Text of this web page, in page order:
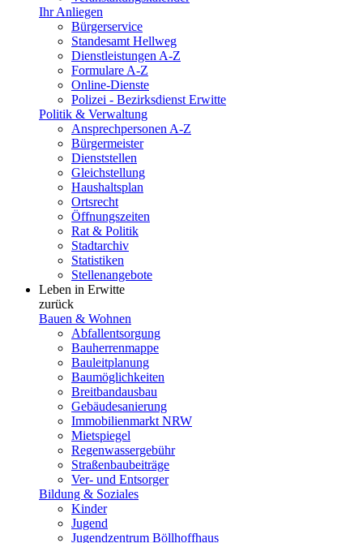
Ihr Anliegen
Bürgerservice
Standesamt Hellweg
Dienstleistungen A-Z
Formulare A-Z
Online-Dienste
Polizei - Bezirksdienst Erwitte
Politik & Verwaltung
Ansprechpersonen A-Z
Bürgermeister
Dienststellen
Gleichstellung
Haushaltsplan
Ortsrecht
Öffnungszeiten
Rat & Politik
Stadtarchiv
Statistiken
Stellenangebote
Leben in Erwitte
zurück
Bauen & Wohnen
Abfallentsorgung
Bauherrenmappe
Bauleitplanung
Baumöglichkeiten
Breitbandausbau
Gebäudesanierung
Immobilienmarkt NRW
Mietspiegel
Regenwassergebühr
Straßenbaubeiträge
Ver- und Entsorger
Bildung & Soziales
Kinder
Jugend
Jugendzentrum Böllhoffhaus